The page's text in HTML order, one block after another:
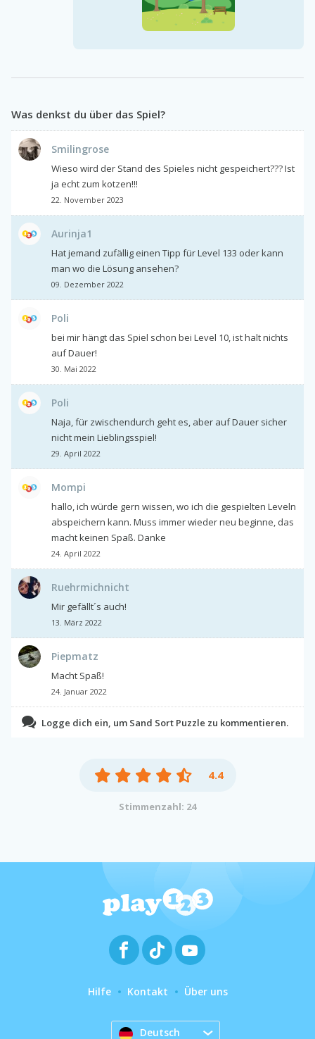
Was denkst du über das Spiel?
Smilingrose
Wieso wird der Stand des Spieles nicht gespeichert??? Ist
ja echt zum kotzen!!!
22. November 2023
Aurinja1
Hat jemand zufällig einen Tipp für Level 133 oder kann
man wo die Lösung ansehen?
09. Dezember 2022
Poli
bei mir hängt das Spiel schon bei Level 10, ist halt nichts
auf Dauer!
30. Mai 2022
Poli
Naja, für zwischendurch geht es, aber auf Dauer sicher
nicht mein Lieblingsspiel!
29. April 2022
Mompi
hallo, ich würde gern wissen, wo ich die gespielten Leveln
abspeichern kann. Muss immer wieder neu beginne, das
macht keinen Spaß. Danke
24. April 2022
Ruehrmichnicht
Mir gefällt´s auch!
13. März 2022
Piepmatz
Macht Spaß!
24. Januar 2022
Logge dich ein, um Sand Sort Puzzle zu kommentieren.
4.4
Stimmenzahl: 24
Hilfe Kontakt Über uns
Deutsch